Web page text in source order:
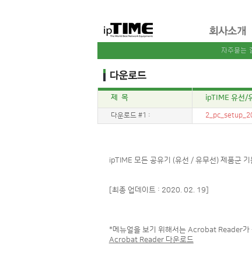
제 목 ipTIME 유선/
다운로드 #1 :
ipTIME 모든 공유기 (유선 / 유무선) 제품군
[최종 업데이트 : 2020. 02. 19]
*메뉴얼을 보기 위해서는 Acrobat Reader가
Acrobat Reader 다운로드